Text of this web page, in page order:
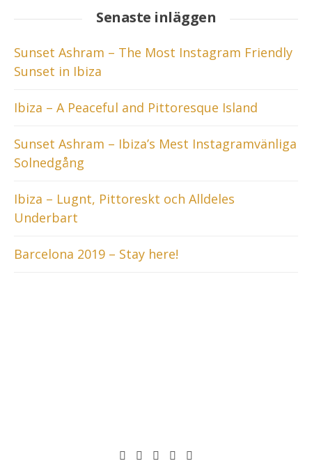
Senaste inläggen
Sunset Ashram – The Most Instagram Friendly
Sunset in Ibiza
Ibiza – A Peaceful and Pittoresque Island
Sunset Ashram – Ibiza’s Mest Instagramvänliga
Solnedgång
Ibiza – Lugnt, Pittoreskt och Alldeles
Underbart
Barcelona 2019 – Stay here!